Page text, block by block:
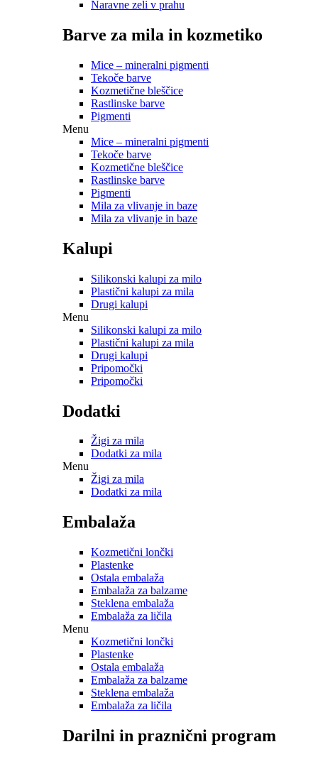
Naravne zeli v prahu
Barve za mila in kozmetiko
Mice – mineralni pigmenti
Tekoče barve
Kozmetične bleščice
Rastlinske barve
Pigmenti
Menu
Mice – mineralni pigmenti
Tekoče barve
Kozmetične bleščice
Rastlinske barve
Pigmenti
Mila za vlivanje in baze
Mila za vlivanje in baze
Kalupi
Silikonski kalupi za milo
Plastični kalupi za mila
Drugi kalupi
Menu
Silikonski kalupi za milo
Plastični kalupi za mila
Drugi kalupi
Pripomočki
Pripomočki
Dodatki
Žigi za mila
Dodatki za mila
Menu
Žigi za mila
Dodatki za mila
Embalaža
Kozmetični lončki
Plastenke
Ostala embalaža
Embalaža za balzame
Steklena embalaža
Embalaža za ličila
Menu
Kozmetični lončki
Plastenke
Ostala embalaža
Embalaža za balzame
Steklena embalaža
Embalaža za ličila
Darilni in praznični program